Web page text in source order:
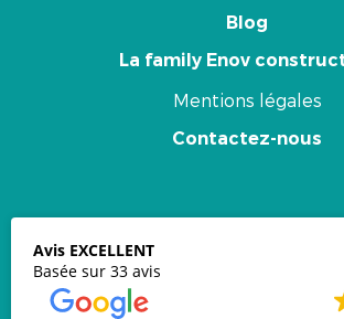
Blog
La family Enov
Mentions légales
Contactez-nous
Email*
Avis EXCELLENT
Basée sur 33 avis